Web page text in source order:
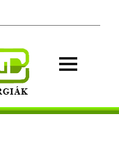
energiák.